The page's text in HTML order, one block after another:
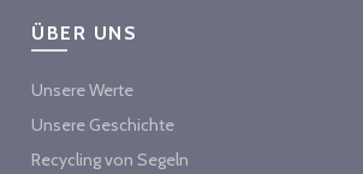
ÜBER UNS
Unsere Werte
Unsere Geschichte
Recycling von Segeln